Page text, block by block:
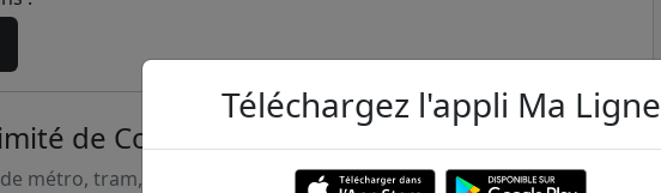
de Coteaux Sud
métro, tram, RER et transilien situées à moins de 1km de la gare
Téléchargez l'appli Ma Ligne